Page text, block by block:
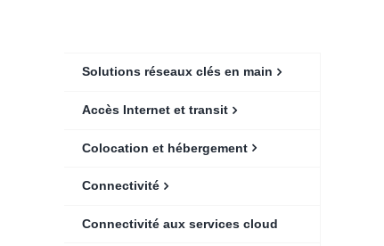
Solutions réseaux clés en main
Accès Internet et transit
Colocation et hébergement
Connectivité
Connectivité aux services cloud